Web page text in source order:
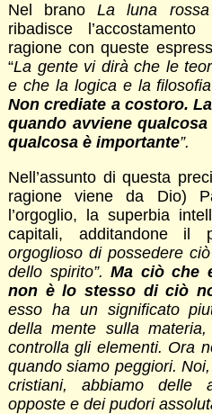
Nel branoLa luna
ribadisce
ragione con queste
“La gente vi dirà che le
e che la logica e la
Non crediate a costoro.
quando avviene
qualcosa è importante”.
Nell’assunto di questa
ragione viene da Dio)
l’orgoglio, la superbia
capitali, additandone il
orgoglioso di possedere
dello spirito”.Ma ciò che
non è lo stesso di ciò
esso ha un significato
della mente sulla
controlla gli elementi. Ora
quando siamo peggiori.
cristiani, abbiamo delle
opposte e dei pudori